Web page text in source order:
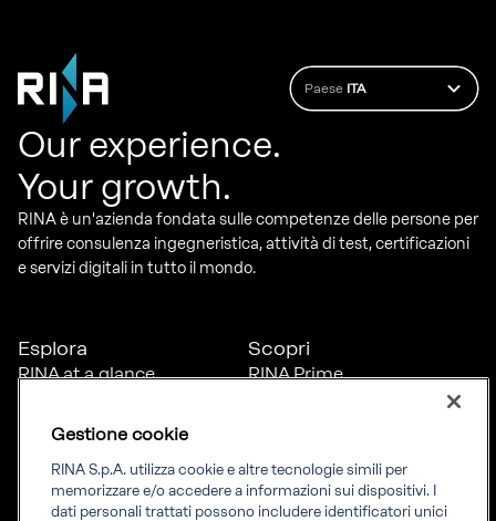
Paese ITA
Our experience.
Your growth.
RINA è un'azienda fondata sulle competenze delle persone per
offrire consulenza ingegneristica, attività di test, certificazioni
e servizi digitali in tutto il mondo.
Esplora
RINA at a glance
inclusione
News
Progetti
Sostenibilità
Scopri
RINA Prime
Gestione cookie
RINA S.p.A. utilizza cookie e altre tecnologie simili per
memorizzare e/o accedere a informazioni sui dispositivi. I
dati personali trattati possono includere identificatori unici